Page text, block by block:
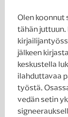
Olen
tähän
jälkeen
keskustella
ilahduttavaa
työstä.
vedän setin